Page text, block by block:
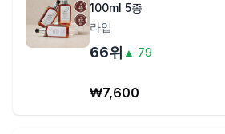
100ml 5종
라입
66위 ▲ 79
₩7,600